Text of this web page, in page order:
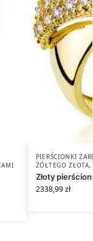
PIERŚCIONKI
ŻÓŁTEGO ZŁOTA
Złoty
2338,99zł